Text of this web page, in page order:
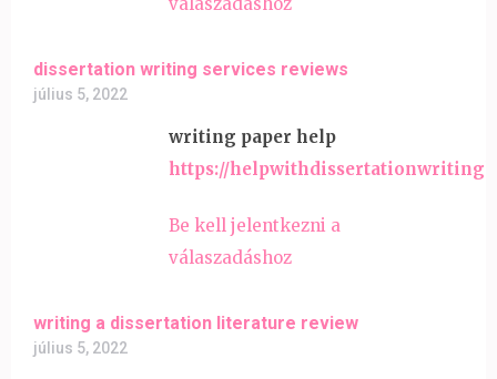
dissertation writing services reviews
július 5, 2022
writing paper help
https://
Be kell jelentkezni a
válaszadáshoz
writing a dissertation literature review
július 5, 2022